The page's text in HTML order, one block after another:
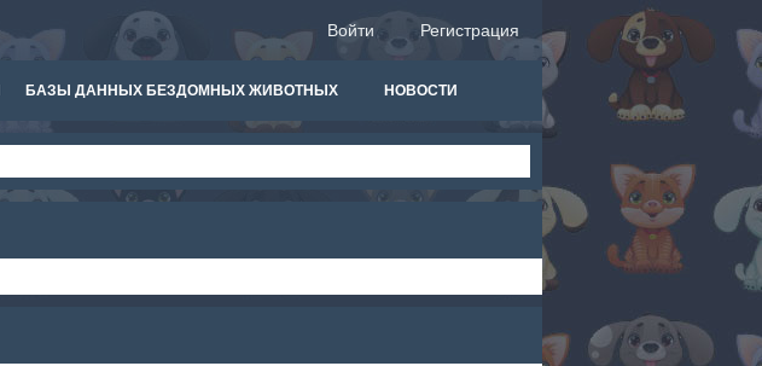
Войти Регистрация
БАЗЫ ДАННЫХ БЕЗДОМНЫХ ЖИВОТНЫХ НОВОСТИ